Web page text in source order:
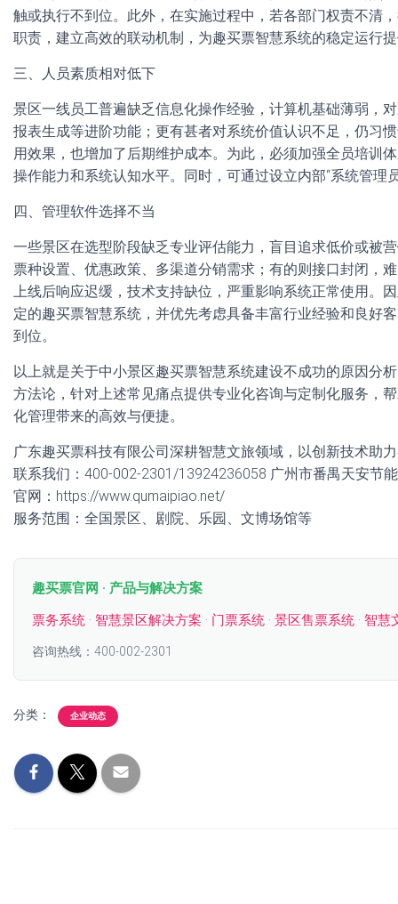
触或执行不到位。此外，在实施过程中，若各部门权责不清
职责，建立高效的联动机制，为趣买票智慧系统的稳定运行
三、人员素质相对低下
景区一线员工普遍缺乏信息化操作经验，计算机基础薄弱，
报表生成等进阶功能；更有甚者对系统价值认识不足，仍习
用效果，也增加了后期维护成本。为此，必须加强全员培训
操作能力和系统认知水平。同时，可通过设立内部“系统管理
四、管理软件选择不当
一些景区在选型阶段缺乏专业评估能力，盲目追求低价或被
票种设置、优惠政策、多渠道分销需求；有的则接口封闭，
上线后响应迟缓，技术支持缺位，严重影响系统正常使用。
定的趣买票智慧系统，并优先考虑具备丰富行业经验和良好
到位。
以上就是关于中小景区趣买票智慧系统建设不成功的原因分
方法论，针对上述常见痛点提供专业化咨询与定制化服务，
化管理带来的高效与便捷。
广东趣买票科技有限公司深耕智慧文旅领域，以创新技术助
联系我们：400-002-2301/13924236058 广州市番禺天安节
官网：https://www.qumaipiao.net/
服务范围：全国景区、剧院、乐园、文博场馆等
趣买票官网 · 产品与解决方案
票务系统 · 智慧景区解决方案 · 门票系统 · 景区售票系统 · 智慧
咨询热线：400-002-2301
分类： 企业动态